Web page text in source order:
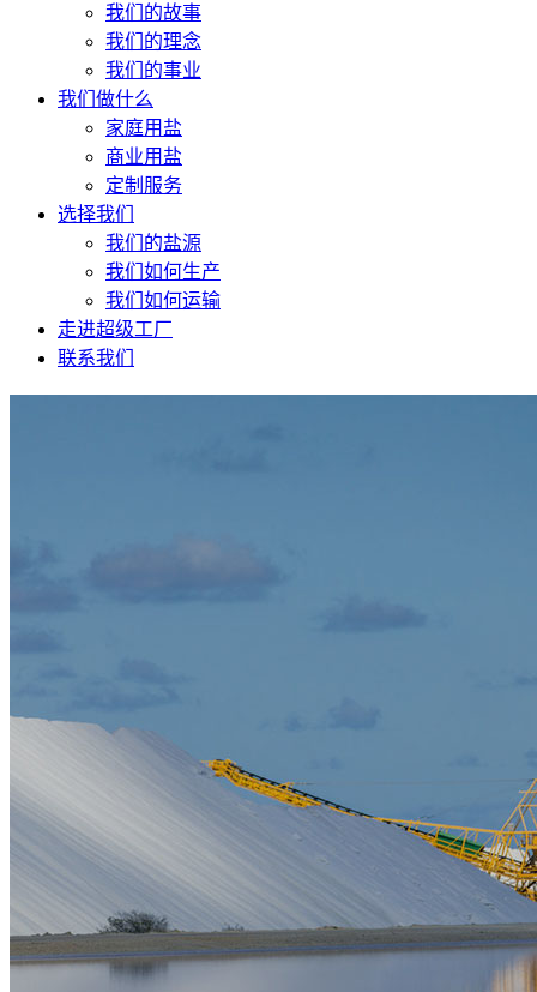
我们的故事
我们的理念
我们的事业
我们做什么
家庭用盐
商业用盐
定制服务
选择我们
我们的盐源
我们如何生产
我们如何运输
走进超级工厂
联系我们